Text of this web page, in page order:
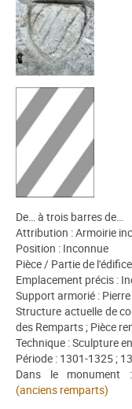
De… à trois barres de…
Attribution : Armoirie
Position : Inconnue
Pièce / Partie de
Emplacement précis :
Support armorié :
Structure actuelle de
des Remparts ; Pièce
Technique : Sculpture
Période : 1301-1325 ;
Dans le monument
(anciens remparts)